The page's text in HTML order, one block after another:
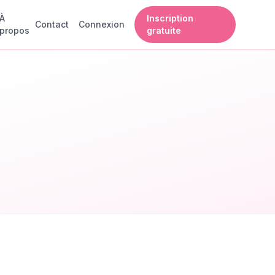
À
propos
Contact Connexion
Inscription
gratuite